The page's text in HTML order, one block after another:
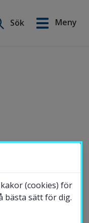
Sök
Meny
och
skatterättsliga
all
English
(cookies) för
bästa sätt för dig.